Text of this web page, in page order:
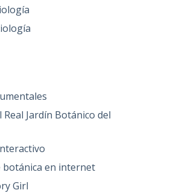
Jardín Botánico del
botánica en internet
Girl